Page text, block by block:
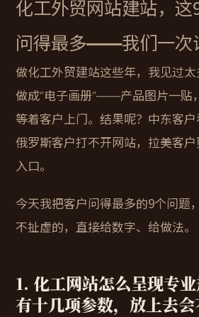
化工外贸网站建站，这
问得最多——我们一次
做化工外贸建站这些年，我见过
做成“电子画册”——产品图片一贴
等着客户上门。结果呢？中东客户
俄罗斯客户打不开网站，拉美客
入口。
今天我把客户问得最多的9个问题
不扯虚的，直接给数字、给做法。
1. 化工网站怎么呈现专
有十几项参数，放上去会